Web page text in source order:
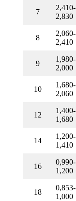
7
2,410-
2,830
8
2,060-
2,410
9
1,980-
2,000
10
1,680-
2,060
12
1,400-
1,680
14
1,200-
1,410
16
0,990-
1,200
18
0,853-
1,000